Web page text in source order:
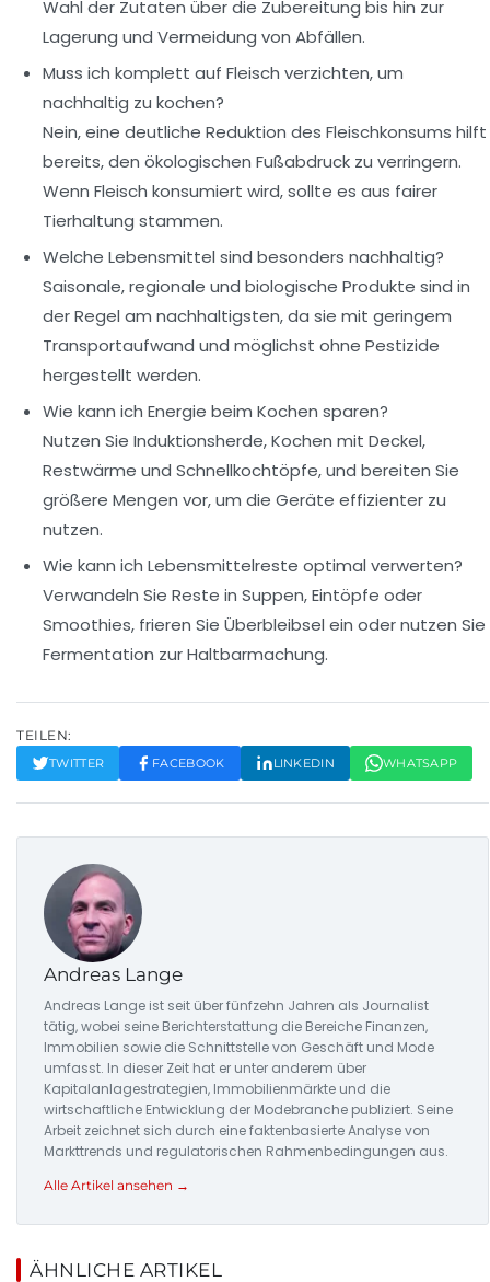
Wahl der Zutaten über die Zubereitung bis hin zur
Lagerung und Vermeidung von Abfällen.
Muss ich komplett auf Fleisch verzichten, um
nachhaltig zu kochen?
Nein, eine deutliche Reduktion des Fleischkonsums hilft
bereits, den ökologischen Fußabdruck zu verringern.
Wenn Fleisch konsumiert wird, sollte es aus fairer
Tierhaltung stammen.
Welche Lebensmittel sind besonders nachhaltig?
Saisonale, regionale und biologische Produkte sind in
der Regel am nachhaltigsten, da sie mit geringem
Transportaufwand und möglichst ohne Pestizide
hergestellt werden.
Wie kann ich Energie beim Kochen sparen?
Nutzen Sie Induktionsherde, Kochen mit Deckel,
Restwärme und Schnellkochtöpfe, und bereiten Sie
größere Mengen vor, um die Geräte effizienter zu
nutzen.
Wie kann ich Lebensmittelreste optimal verwerten?
Verwandeln Sie Reste in Suppen, Eintöpfe oder
Smoothies, frieren Sie Überbleibsel ein oder nutzen Sie
Fermentation zur Haltbarmachung.
TEILEN:
TWITTER FACEBOOK LINKEDIN WHATSAPP
Andreas Lange
Andreas Lange ist seit über fünfzehn Jahren als Journalist
tätig, wobei seine Berichterstattung die Bereiche Finanzen,
Immobilien sowie die Schnittstelle von Geschäft und Mode
umfasst. In dieser Zeit hat er unter anderem über
Kapitalanlagestrategien, Immobilienmärkte und die
wirtschaftliche Entwicklung der Modebranche publiziert. Seine
Arbeit zeichnet sich durch eine faktenbasierte Analyse von
Markttrends und regulatorischen Rahmenbedingungen aus.
Alle Artikel ansehen →
ÄHNLICHE ARTIKEL